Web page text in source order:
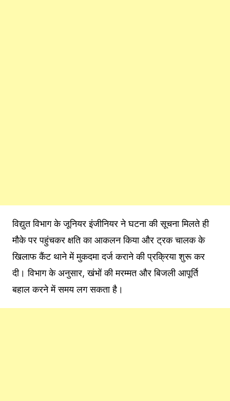
विद्युत विभाग के जूनियर इंजीनियर ने घटना की सूचना मिलते ही
मौके पर पहुंचकर क्षति का आकलन किया और ट्रक चालक के
खिलाफ कैंट थाने में मुकदमा दर्ज कराने की प्रक्रिया शुरू कर
दी। विभाग के अनुसार, खंभों की मरम्मत और बिजली आपूर्ति
बहाल करने में समय लग सकता है।